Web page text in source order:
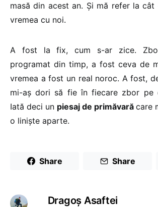
masă din acest an. Și mă refer la
vremea cu noi.
A fost la fix, cum s-ar zice.
programat din timp, a fost ceva de
vremea a fost un real noroc. A fost,
mi-aș dori să fie în fiecare zbor pe
Iată deci un piesaj de primăvară care
o liniște aparte.
Share Share
Dragoş Asaftei